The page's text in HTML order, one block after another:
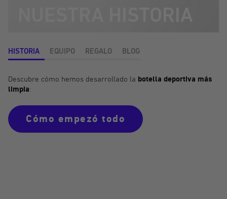
HISTORIA EQUIPO REGALO BLOG
Descubre cómo hemos desarrollado la botella deportiva más
limpia:
Cómo empezó todo